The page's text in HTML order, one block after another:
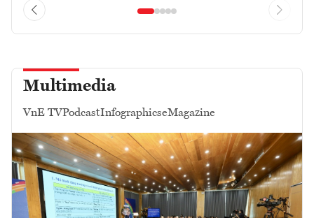
Multimedia
VnE TVPodcastInfographicseMagazine